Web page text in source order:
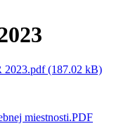
2023.pdf (187.02 kB)
miestnosti.PDF